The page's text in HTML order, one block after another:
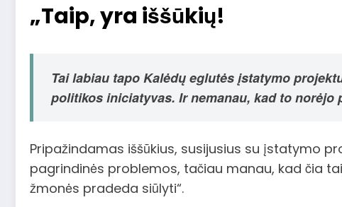
„Taip, yra iššūkių!
Tai labiau tapo Kalėdų eglutės įstatymo
politikos iniciatyvas. Ir nemanau, kad to norėjo
Pripažindamas iššūkius, susijusius su įstatymo
pagrindinės problemos, tačiau manau, kad čia
žmonės pradeda siūlyti“.